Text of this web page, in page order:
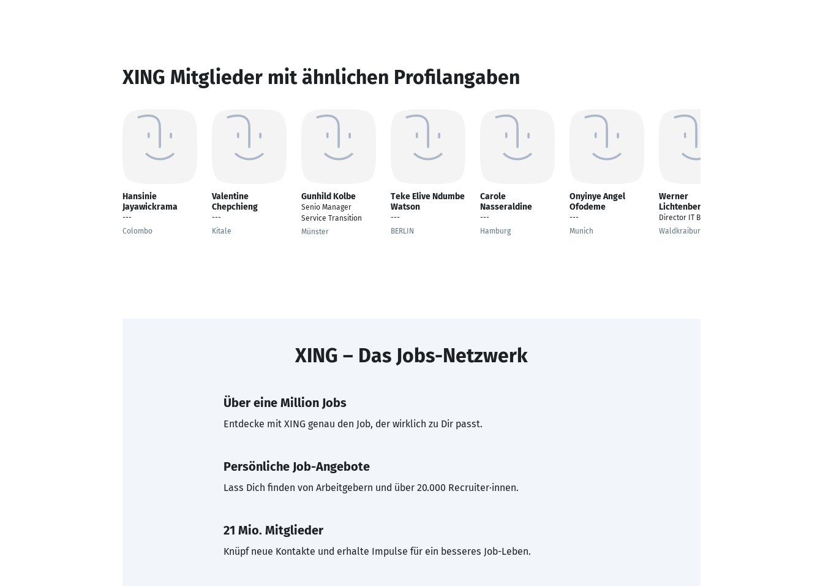
XING Mitglieder mit ähnlichen Profilangaben
Hansinie
Jayawickrama
---
Colombo
Valentine
Chepchieng
---
Kitale
Gunhild Kolbe
Senio Manager
Service Transition
Münster
Teke Elive Ndumbe
Watson
---
BERLIN
Carole
Nasseraldine
---
Hamburg
Onyinye Angel
Ofodeme
---
Munich
Werner
Lichtenberger
Director IT Business
Waldkraiburg
XING – Das Jobs-Netzwerk
Über eine Million Jobs
Entdecke mit XING genau den Job, der wirklich zu Dir passt.
Persönliche Job-Angebote
Lass Dich finden von Arbeitgebern und über 20.000 Recruiter·innen.
21 Mio. Mitglieder
Knüpf neue Kontakte und erhalte Impulse für ein besseres Job-Leben.